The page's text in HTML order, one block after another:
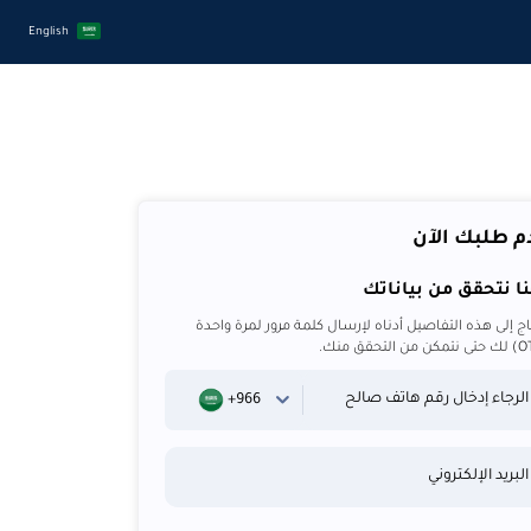
English
طلبك الآن
نتحقق من بياناتك
إلى هذه التفاصيل أدناه لإرسال كلمة مرور لمرة واحدة
+966 الرجاء إدخال رقم هاتف صالح
البريد الإلكتروني